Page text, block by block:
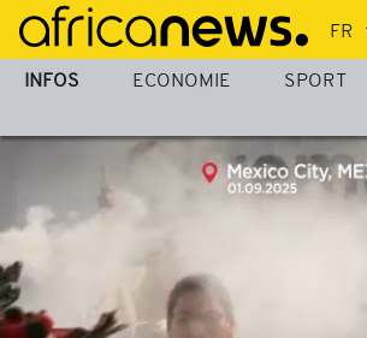
Passer
au
contenu
INFOS ECONOMIE SPORT